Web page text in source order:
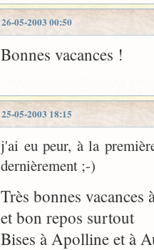
26-05-2003 00:50
Bonnes vacances !
25-05-2003 18:15
j'ai eu peur, à la
dernièrement ;-)
Très bonnes vacances
et bon repos surtout
Bises à Apolline et à